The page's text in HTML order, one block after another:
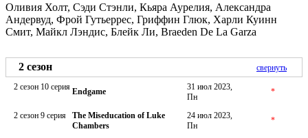
Оливия Холт, Сэди Стэнли, Кьяра Аурелия, Александра
Андервуд, Фрой Гутьеррес, Гриффин Глюк, Харли Куинн
Смит, Майкл Лэндис, Блейк Ли, Braeden De La Garza
2 сезон
свернуть
2 сезон 10 серия Endgame
31 июл 2023,
Пн
*
2 сезон 9 серия
The Miseducation of Luke
Chambers
24 июл 2023,
Пн
*